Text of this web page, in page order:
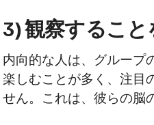
3) 観察するこ
内向的な人は、グループ
楽しむことが多く、注目
せん。これは、彼らの脳